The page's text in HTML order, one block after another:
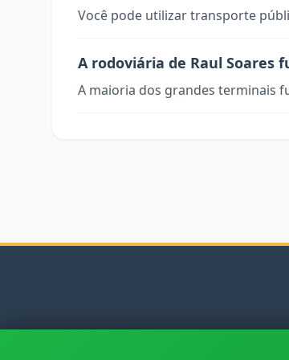
Você pode utilizar transporte
A rodoviária de Raul Soares
A maioria dos grandes terminais